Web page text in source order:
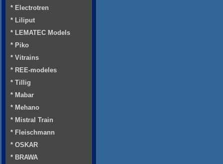
* Electrotren
* Liliput
* LEMATEC Models
* Piko
* Vitrains
* REE-modeles
* Tillig
* Mabar
* Mehano
* Mistral Train
* Fleischmann
* OSKAR
* BRAWA